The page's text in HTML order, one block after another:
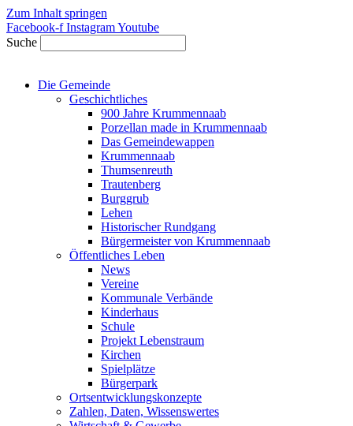
Zum Inhalt springen
Facebook-f InstagramYoutube
Suche
Die Gemeinde
Geschichtliches
900 Jahre Krummennaab
Porzellan made in Krummennaab
Das Gemeindewappen
Krummennaab
Thumsenreuth
Trautenberg
Burggrub
Lehen
Historischer Rundgang
Bürgermeister von Krummennaab
Öffentliches Leben
News
Vereine
Kommunale Verbände
Kinderhaus
Schule
Projekt Lebenstraum
Kirchen
Spielplätze
Bürgerpark
Ortsentwicklungskonzepte
Zahlen, Daten, Wissenswertes